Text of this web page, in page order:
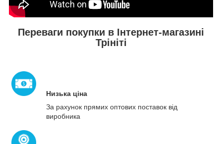
Переваги покупки в Інтернет-магазині
Трініті
Низька ціна
За рахунок прямих оптових поставок від
виробника